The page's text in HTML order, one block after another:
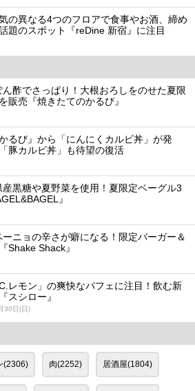
の異なる4つのフロアで食事やお酒、締め
題のスポット『reDine 新宿』に注目
酢でさっぱり！大根おろしをのせた夏限
販売『焼きたてのかるび』
るび』から「にんにくカルビ丼」が発
豚カルビ丼」も待望の復活
黒糖や夏野菜を使用！夏限定ベーグル3
』
ニョの辛さが癖になる！限定バーガー＆
Shake Shack』
レモン」の爽快なパフェに注目！飲む新
スシロー』
30日(日)
(2306) 肉(2252) 居酒屋(1804)